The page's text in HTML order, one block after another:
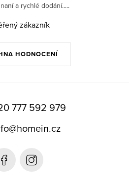
HODNOCENÍ
a rychlé dodání.....
zákazník
777 592 979
@homein.cz